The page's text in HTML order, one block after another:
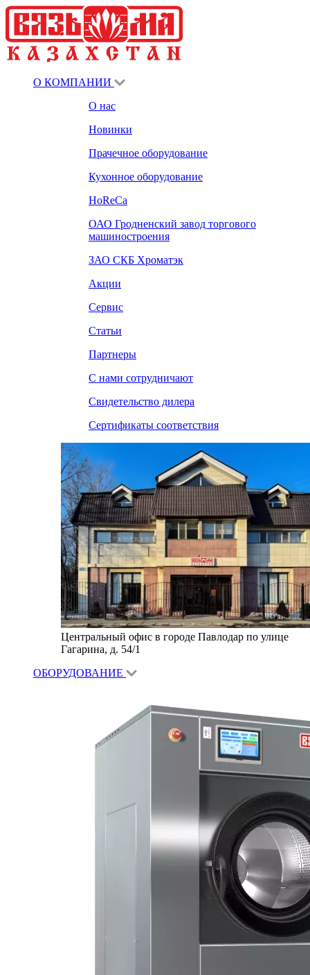
О КОМПАНИИ
О нас
Новинки
Прачечное оборудование
Кухонное оборудование
HoReCa
ОАО Гродненский завод торгового
машиностроения
ЗАО СКБ Хроматэк
Акции
Сервис
Статьи
Партнеры
С нами сотрудничают
Свидетельство дилера
Сертификаты соответствия
Центральный офис в городе Павлодар по улице
Гагарина, д. 54/1
ОБОРУДОВАНИЕ